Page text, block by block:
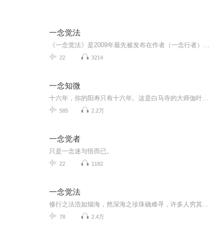
一念觉法
22 3214
一念知微
585 2.2万
一念觉者
只是一念迷与悟而已。
22 1182
一念觉法
78 2.4万